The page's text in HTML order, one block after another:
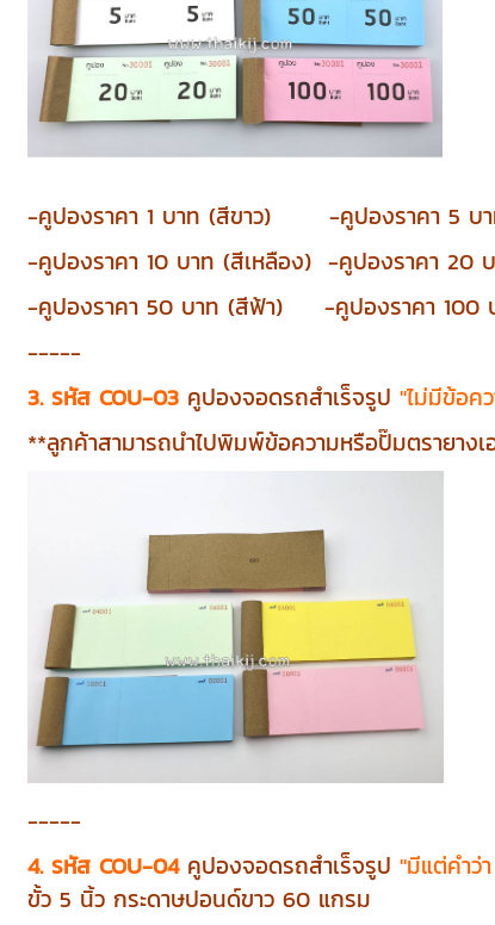
-คูปองราคา 1 บาท (สีขาว) -คูปองราคา 5 บ
-คูปองราคา 10 บาท (สีเหลือง) -คูปองราคา 20
-คูปองราคา 50 บาท (สีฟ้า) -คูปองราคา 100
-----
3. รหัส COU-03 คูปองจอดรถสำเร็จรูป "ไม่มีข้อค
**ลูกค้าสามารถนำไปพิมพ์ข้อความหรือปั๊มตรายาง
-----
4. รหัส COU-04คูปองจอดรถสำเร็จรูป "มีแต่คำว่
ขั้ว 5 นิ้ว กระดาษปอนด์ขาว 60 แกรม